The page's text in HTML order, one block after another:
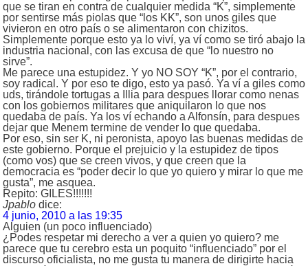
que se tiran en contra de cualquier medida “K”, simplemente
por sentirse más piolas que “los KK”, son unos giles que
vivieron en otro país o se alimentaron con chizitos.
Simplemente porque esto ya lo viví, ya ví como se tiró abajo la
industria nacional, con las excusa de que “lo nuestro no
sirve”.
Me parece una estupidez. Y yo NO SOY “K”, por el contrario,
soy radical. Y por eso te digo, esto ya pasó. Ya ví a giles como
uds, tirándole tortugas a Illia para despues llorar como nenas
con los gobiernos militares que aniquilaron lo que nos
quedaba de país. Ya los ví echando a Alfonsín, para despues
dejar que Menem termine de vender lo que quedaba.
Por eso, sin ser K, ni peronista, apoyo las buenas medidas de
este gobierno. Porque el prejuicio y la estupidez de tipos
(como vos) que se creen vivos, y que creen que la
democracia es “poder decir lo que yo quiero y mirar lo que me
gusta”, me asquea.
Repito: GILES!!!!!!!
Jpablo dice:
4 junio, 2010 a las 19:35
Alguien (un poco influenciado)
¿Podes respetar mi derecho a ver a quien yo quiero? me
parece que tu cerebro esta un poquito “influenciado” por el
discurso oficialista, no me gusta tu manera de dirigirte hacia